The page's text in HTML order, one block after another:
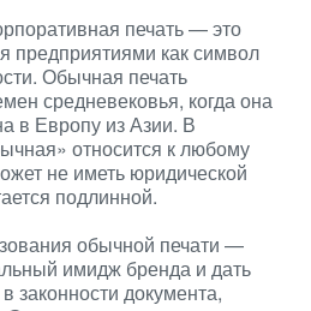
печать — это
предприятиями как символ
Обычная печать
средневековья, когда она
в Европу из Азии. В
относится к любому
не иметь юридической
подлинной.
обычной печати —
имидж бренда и дать
законности документа,